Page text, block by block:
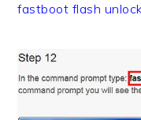
fastboot flash